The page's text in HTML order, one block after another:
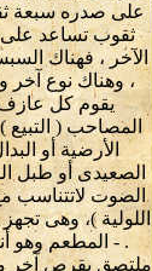
على صدره سبعة
ثقوب تساعد على
الآخر ، فهناك
، وهناك نوع آخر
يقوم كل عازف
المصاحب (
الأرضية أو
الصعيدى أو طبل
الصوت لاتتناسب
اللولية )، وهى
. - المطعم وهو